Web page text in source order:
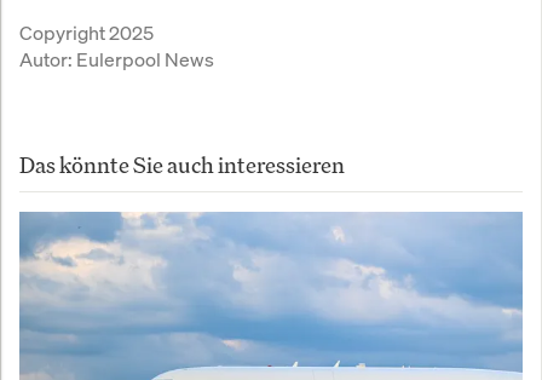
Copyright 2025
Autor: Eulerpool News
Das könnte Sie auch interessieren